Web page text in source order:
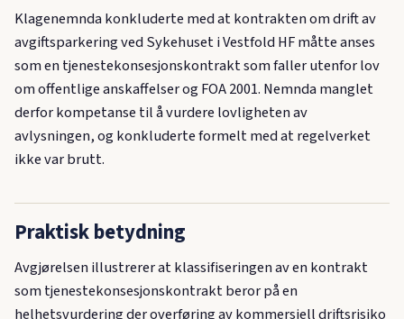
Klagenemnda konkluderte med at kontrakten om drift av
avgiftsparkering ved Sykehuset i Vestfold HF måtte anses
som en tjenestekonsesjonskontrakt som faller utenfor lov
om offentlige anskaffelser og FOA 2001. Nemnda manglet
derfor kompetanse til å vurdere lovligheten av
avlysningen, og konkluderte formelt med at regelverket
ikke var brutt.
Praktisk betydning
Avgjørelsen illustrerer at klassifiseringen av en kontrakt
som tjenestekonsesjonskontrakt beror på en
helhetsvurdering der overføring av kommersiell driftsrisiko